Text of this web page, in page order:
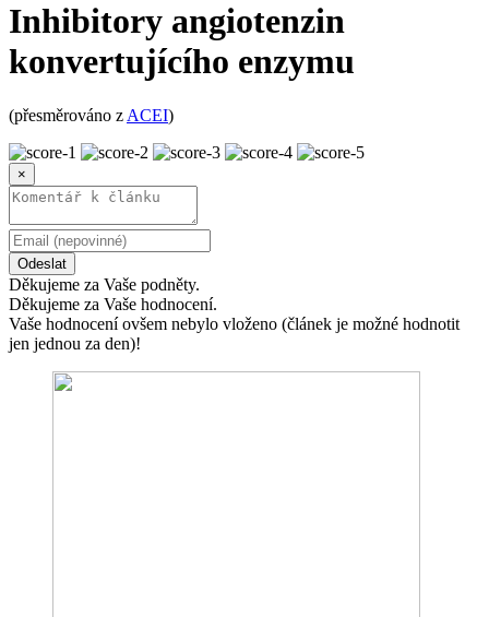
Inhibitory angiotenzin
konvertujícího enzymu
(přesměrováno z ACEI)
×
Odeslat
Děkujeme za Vaše podněty.
Děkujeme za Vaše hodnocení.
Vaše hodnocení ovšem nebylo vloženo (článek je možné hodnotit
jen jednou za den)!